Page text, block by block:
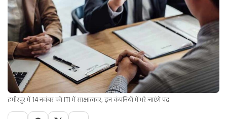
हमीरपुर में 14 नवंबर को ITI में साक्षात्कार, इन कंपनियों में भरे जाएंगे पद